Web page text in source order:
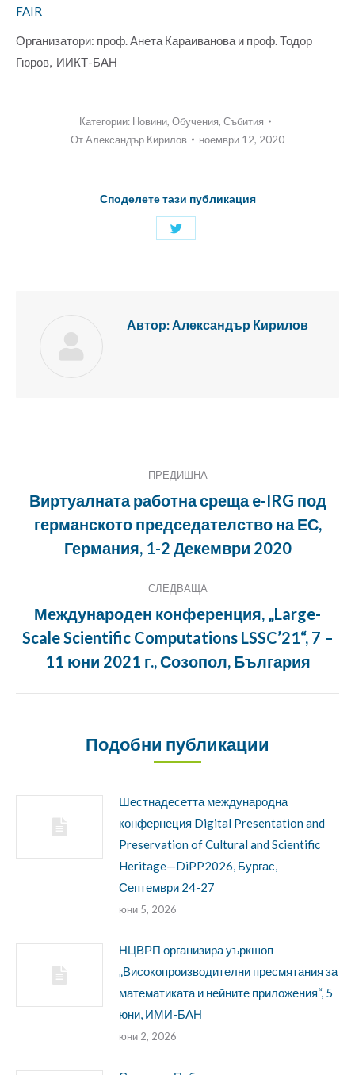
FAIR
Организатори: проф. Анета Караиванова и проф. Тодор
Гюров, ИИКТ-БАН
Категории: Новини, Обучения, Събития
ОтАлександър Кирилов ноември 12, 2020
Споделете тази публикация
Споделяне
Автор:Александър Кирилов
ПРЕДИШНА
Предишна
публикация:
Виртуалната работна среща e-IRG под
германското председателство на ЕС,
Германия, 1-2 Декември 2020
СЛЕДВАЩА
Следващата
публикация:
Международен конференция, „Large-
Scale Scientific Computations LSSC’21“, 7 –
11 юни 2021 г., Созопол, България
Подобни публикации
Шестнадесетта международна
конфернеция Digital Presentation and
Preservation of Cultural and Scientific
Heritage—DiPP2026, Бургас,
Септември 24-27
юни 5, 2026
НЦВРП организира уъркшоп
„Високопроизводителни пресмятания за
математиката и нейните приложения“, 5
юни, ИМИ-БАН
юни 2, 2026